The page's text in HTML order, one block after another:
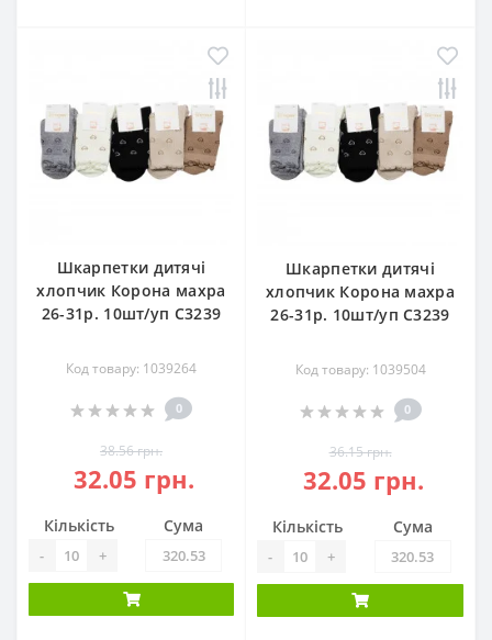
Шкарпетки дитячі
хлопчик Корона махра
26-31р. 10шт/уп С3239
Код товару: 1039264
0
38.56 грн.
32.05 грн.
Кількість
- +
Сума
Шкарпетки дитячі
хлопчик Корона махра
26-31р. 10шт/уп С3239
Код товару: 1039504
0
36.15 грн.
32.05 грн.
Кількість
- +
Сума